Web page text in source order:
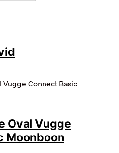
Oval Vugge
Moonboon